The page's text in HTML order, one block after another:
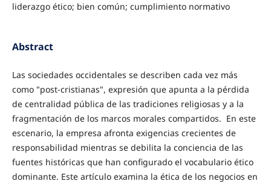
liderazgo ético; bien común; cumplimiento normativo
Abstract
Las sociedades occidentales se describen cada vez más
como "post-cristianas", expresión que apunta a la pérdida
de centralidad pública de las tradiciones religiosas y a la
fragmentación de los marcos morales compartidos. En este
escenario, la empresa afronta exigencias crecientes de
responsabilidad mientras se debilita la conciencia de las
fuentes históricas que han configurado el vocabulario ético
dominante. Este artículo examina la ética de los negocios en